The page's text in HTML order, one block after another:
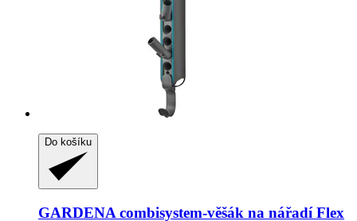
Do košíku
GARDENA combisystem-​věšák na nářadí Flex